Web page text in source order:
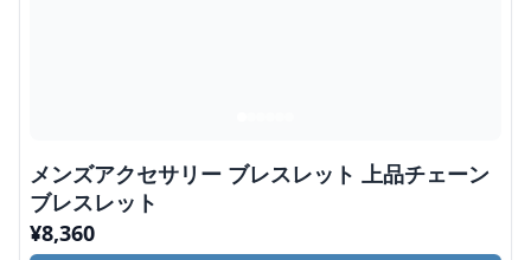
メンズアクセサリー ブレスレット 上品チェーン
ブレスレット
¥8,360